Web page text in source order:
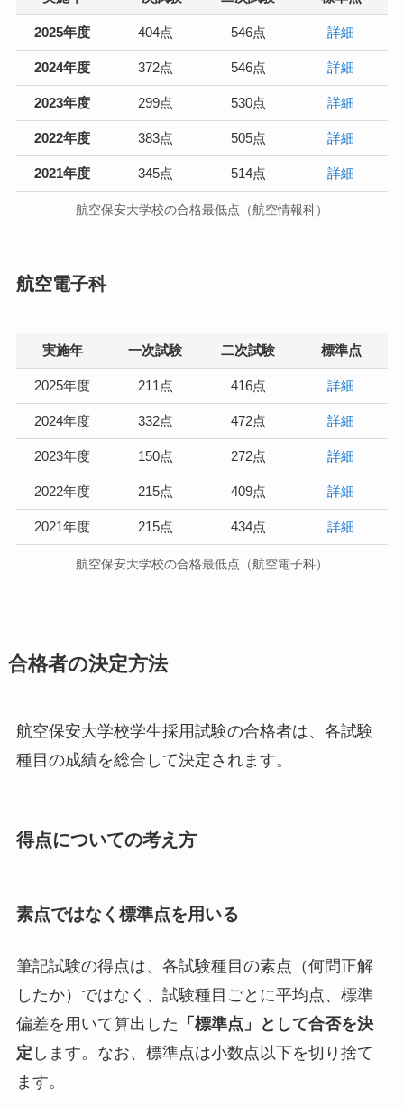
2025年度 404点 546点 詳細
2024年度 372点 546点 詳細
2023年度 299点 530点 詳細
2022年度 383点 505点 詳細
2021年度 345点 514点 詳細
航空保安大学校の合格最低点（航空情報科）
航空電子科
実施年 一次試験 二次試験 標準点
2025年度 211点 416点 詳細
2024年度 332点 472点 詳細
2023年度 150点 272点 詳細
2022年度 215点 409点 詳細
2021年度 215点 434点 詳細
航空保安大学校の合格最低点（航空電子科）
合格者の決定方法
航空保安大学校学生採用試験の合格者は、各試験
種目の成績を総合して決定されます。
得点についての考え方
素点ではなく標準点を用いる
筆記試験の得点は、各試験種目の素点（何問正解
したか）ではなく、試験種目ごとに平均点、標準
偏差を用いて算出した 「標準点」として合否を決
定 します。なお、標準点は小数点以下を切り捨て
ます。